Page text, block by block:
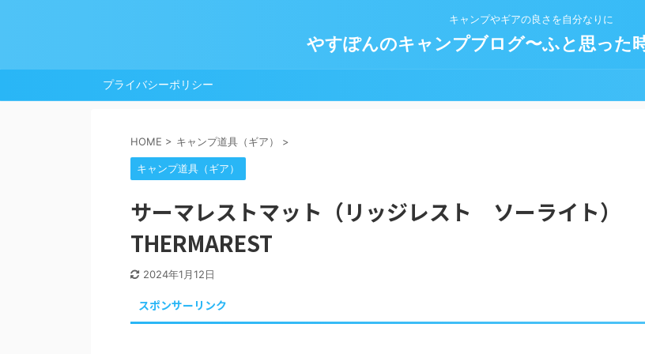
キャンプやギアの良さを自分なりに
やすぽんのキャンプブログ〜ふと思った
プライバシーポリシー
HOME > キャンプ道具（ギア） >
キャンプ道具（ギア）
サーマレストマット（リッジレスト ソーライト）
THERMAREST
2024年1月12日
スポンサーリンク